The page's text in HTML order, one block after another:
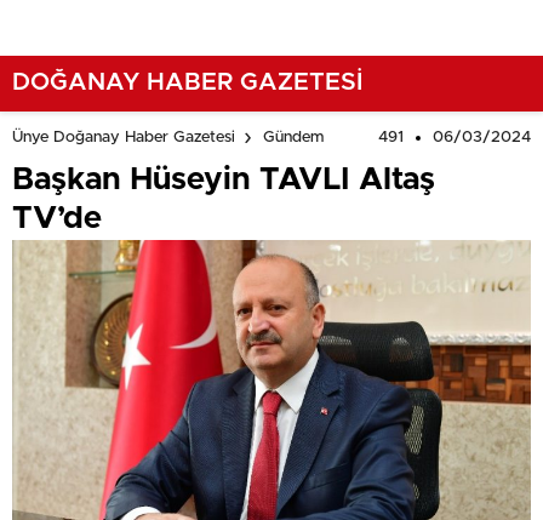
DOĞANAY HABER GAZETESİ
Ünye Doğanay Haber Gazetesi Gündem 491 06/03/2024
Başkan Hüseyin TAVLI Altaş
TV’de